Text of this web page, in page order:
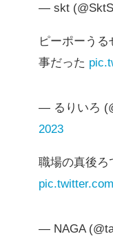
— skt
ピーポーう
事だった
— るりいろ
2023
職場の真後ろ
— NAGA